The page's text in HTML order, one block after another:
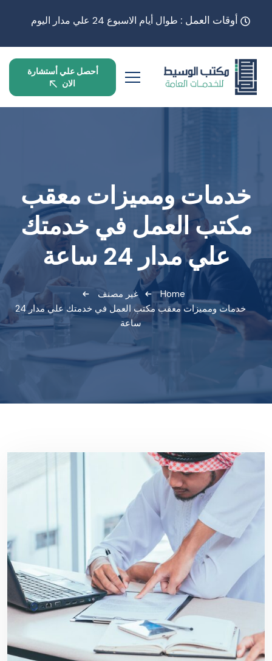
أوقات العمل : طوال أيام الاسبوع 24 علي مدار اليوم
أحصل علي أستشارة
الان
خدمات ومميزات معقب
مكتب العمل في خدمتك
علي مدار 24 ساعة
Home
غير مصنف
خدمات ومميزات معقب مكتب العمل في خدمتك علي مدار 24
ساعة